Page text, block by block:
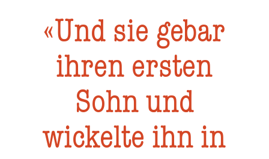
Und sie gebar
ihren ersten
Sohn und
wickelte ihn in